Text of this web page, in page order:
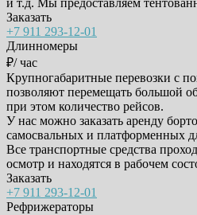
и т.д. Мы предоставляем
Заказать
+7 911 293-12-01
Длинномеры
₽/ час
Крупногабаритные перевозки с
позволяют перемещать большой
при этом количество рейсов.
У нас можно заказать аренду
самосвальных и платформенных
Все транспортные средства
осмотр и находятся в рабочем
Заказать
+7 911 293-12-01
Рефрижераторы